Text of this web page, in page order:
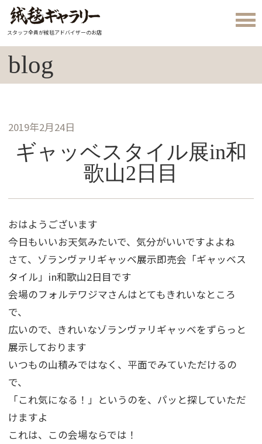
スタッフ全員が絨毯アドバイザーのお店
blog
2019年2月24日
ギャッベスタイル展in和
歌山2日目
おはようございます
今日もいいお天気みたいで、気分がいいですよよね
さて、ゾランヴァリギャッベ展示即売会「ギャッベス
タイル」in和歌山2日目です
会場のフォルテワジマさんはとてもきれいなところ
で、
広いので、きれいなゾランヴァリギャッベをずらっと
展示しております
いつもの山積みではなく、平面でみていただけるの
で、
「これ気になる！」というのを、パッと探していただ
けますよ
これは、この会場ならでは！